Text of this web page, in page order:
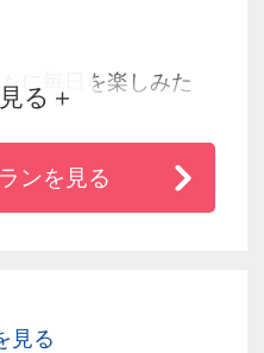
に毎日を楽しみた
楽しくなるそんな思
び心溢れたデザイナ
張メッセまで徒歩3
利！
る
ンを見る
見る